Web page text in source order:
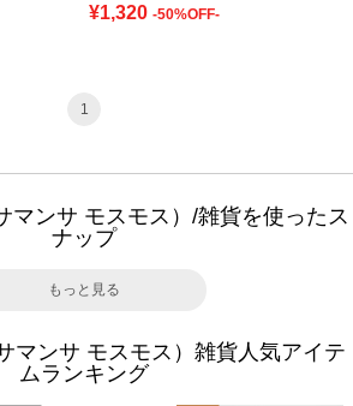
¥1,320 -50%OFF-
1
マンサ モスモス）/雑貨を使ったス
ナップ
もっと見る
マンサ モスモス）雑貨人気アイテ
ムランキング